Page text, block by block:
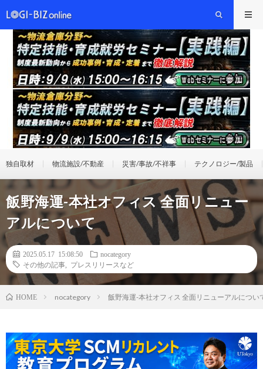
独自取材 物流施設/不動産 災害/事故/不祥事 テクノロジー/製品
飯野海運-本社オフィス 全面リニュー
アルについて
2025.05.17 15:08:50
nocategory
その他の記事
プレスリリースなど
HOME nocategory 飯野海運-本社オフィス 全面リニューアルについ